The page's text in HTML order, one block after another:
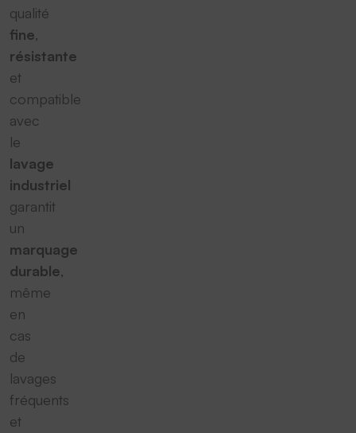
qualité
fine,
résistante
et
compatible
avec
le
lavage
industriel
garantit
un
marquage
durable,
même
en
cas
de
lavages
fréquents
et